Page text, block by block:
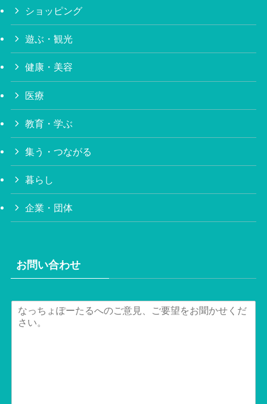
ショッピング
遊ぶ・観光
健康・美容
医療
教育・学ぶ
集う・つながる
暮らし
企業・団体
お問い合わせ